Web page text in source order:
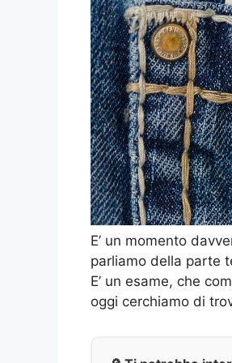
E’ un momento
parliamo della parte
E’ un esame, che
oggi cerchiamo di